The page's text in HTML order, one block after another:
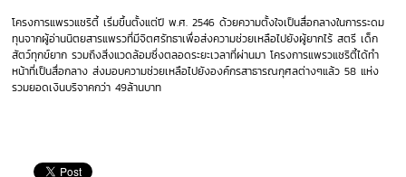
โครงการแพรวแชริตี้ เริ่มขึ้นตั้งแต่ปี พ.ศ. 2546 ด้วยความตั้งใจเป็นสื่อกลางในการระดม
ทุนจากผู้อ่านนิตยสารแพรวที่มีจิตศรัทธาเพื่อส่งความช่วยเหลือไปยังผู้ยากไร้ สตรี เด็ก
สัตว์ทุกข์ยาก รวมถึงสิ่งแวดล้อมซึ่งตลอดระยะเวลาที่ผ่านมา โครงการแพรวแชริตี้ได้ทำ
หน้าที่เป็นสื่อกลาง ส่งมอบความช่วยเหลือไปยังองค์กรสาธารณกุศลต่างๆแล้ว 58 แห่ง
รวมยอดเงินบริจาคกว่า 49ล้านบาท